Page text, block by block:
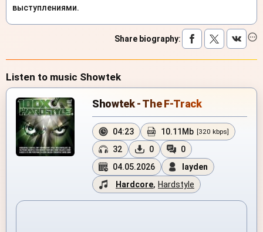
выступлениями.
Share biography:
Listen to music Showtek
Showtek - The F-Track
04:23 10.11Mb [320 kbps]
32 0
0
04.05.2026
layden
Hardcore, Hardstyle